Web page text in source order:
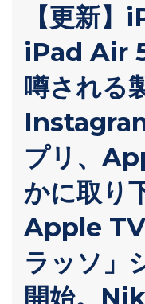
【更新
iPad Air
噂される
プリ、
かに取り
Apple
ラッソ」
開始。